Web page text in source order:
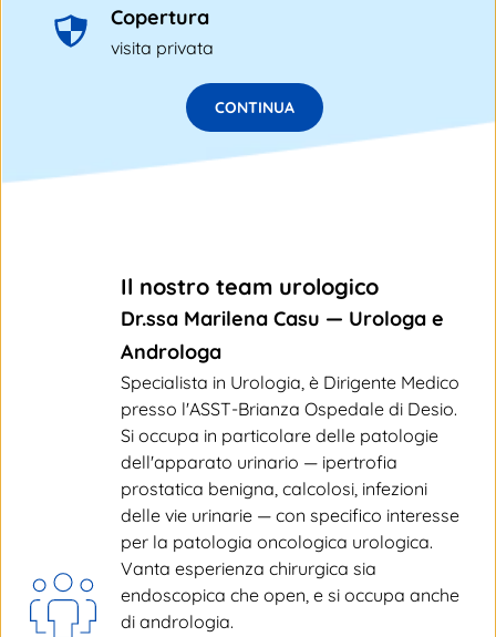
Copertura
visita privata
CONTINUA
Il nostro team urologico
Dr.ssa Marilena Casu — Urologa e
Androloga
Specialista in Urologia, è Dirigente Medico
presso l'ASST-Brianza Ospedale di Desio.
Si occupa in particolare delle patologie
dell'apparato urinario — ipertrofia
prostatica benigna, calcolosi, infezioni
delle vie urinarie — con specifico interesse
per la patologia oncologica urologica.
Vanta esperienza chirurgica sia
endoscopica che open, e si occupa anche
di andrologia.